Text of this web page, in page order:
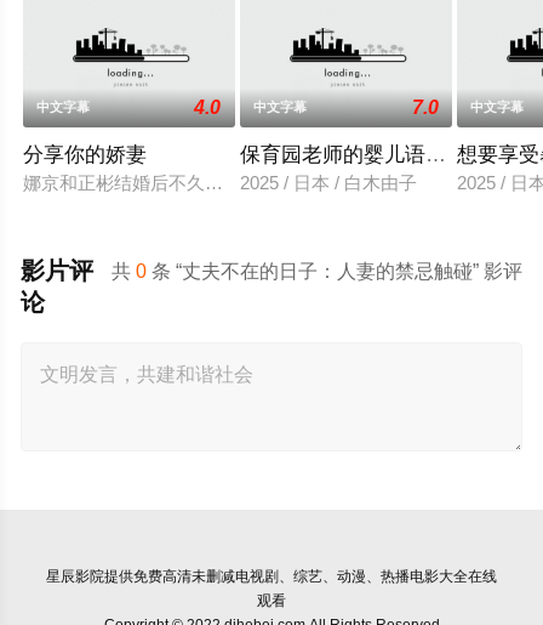
中文字幕 4.0
分享你的娇妻
娜京和正彬结婚后不久，偶然相遇的年河勋，坠入爱河，背着
中文字幕 7.0
保育园老师的婴儿语让人超兴奋
2025 / 日本 / 白木由子
中文字幕
想要享
2025 / 日
共0 条 “丈夫不在的日子：人妻的禁忌触碰” 影评
影片评
论
星辰影院提供免费高清未删减电视剧、综艺、动漫、热播电影大全在线
观看